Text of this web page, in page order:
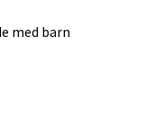
med barn